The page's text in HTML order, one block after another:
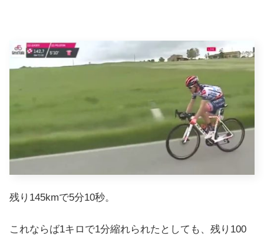
残り145kmで5分10秒。
これならば1キロで1分縮れられたとしても、残り100